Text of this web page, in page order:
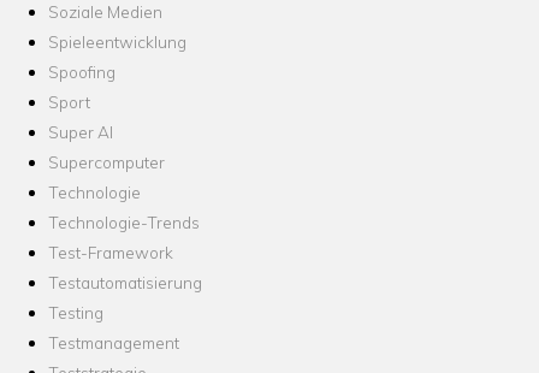
Soziale Medien
Spieleentwicklung
Spoofing
Sport
Super AI
Supercomputer
Technologie
Technologie-Trends
Test-Framework
Testautomatisierung
Testing
Testmanagement